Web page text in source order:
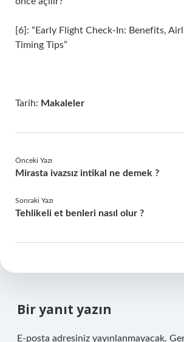
[6]: “Early Flight Check-In: Benefits,
Timing Tips”
Tarih: Makaleler
Önceki Yazı
Mirasta ivazsız intikal ne demek ?
Sonraki Yazı
Tehlikeli et benleri nasıl olur ?
Bir yanıt yazın
E-posta adresiniz yayınlanmayacak.